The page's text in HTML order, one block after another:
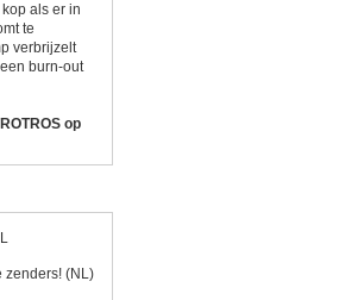
als er in
te
verbrijzelt
burn-out
op
zenders! (NL)